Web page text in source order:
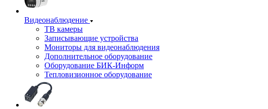
Видеонаблюдение
ТВ камеры
Записывающие устройства
Мониторы для видеонаблюдения
Дополнительное оборудование
Оборудование БИК-Информ
Тепловизионное оборудование